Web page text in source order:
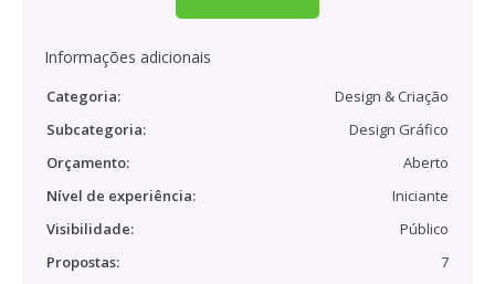
Informações adicionais
Categoria:
Design & Criação
Subcategoria:
Design Gráfico
Orçamento:
Aberto
Nível de experiência:
Iniciante
Visibilidade:
Público
Propostas:
7